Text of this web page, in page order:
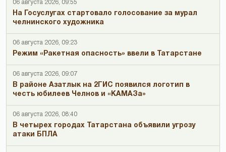
06 августа 2026, 09:55
На Госуслугах стартовало голосование за мурал
челнинского художника
06 августа 2026, 09:23
Режим «Ракетная опасность» ввели в Татарстане
06 августа 2026, 09:07
В районе Азатлык на 2ГИС появился логотип в
честь юбилеев Челнов и «КАМАЗа»
06 августа 2026, 08:40
В четырех городах Татарстана объявили угрозу
атаки БПЛА